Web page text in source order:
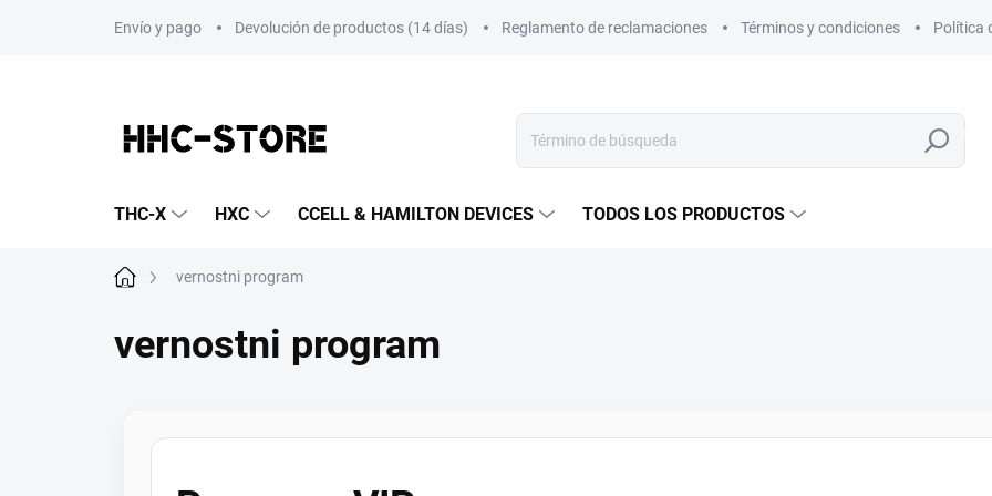
Envío y pago Devolución de productos (14 días) Reglamento de reclamaciones Términos y condiciones Política
Buscar
en
THC-X HXC CCELL & HAMILTON DEVICES TODOS LOS PRODUCTOS
Inicio vernostni program
vernostni program